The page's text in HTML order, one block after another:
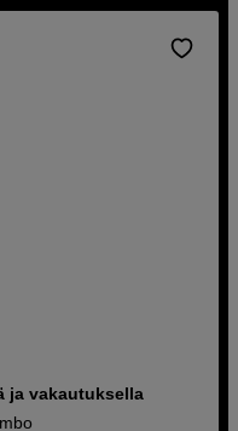
ja vakautuksella